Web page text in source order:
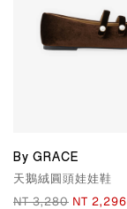
By GRACE
天鵝絨圓頭娃娃鞋
NT 3,280 NT 2,296